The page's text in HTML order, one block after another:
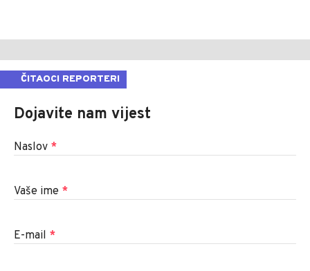
ČITAOCI REPORTERI
Dojavite nam vijest
Naslov *
Vaše ime *
E-mail *